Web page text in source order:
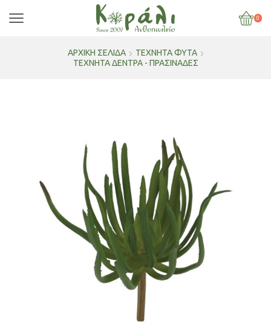
0
ΑΡΧΙΚΉ ΣΕΛΊΔΑ
ΤΕΧΝΗΤΑ ΦΥΤΑ
ΤΕΧΝΗΤΆ ΔΈΝΤΡΑ - ΠΡΑΣΙΝΆΔΕΣ